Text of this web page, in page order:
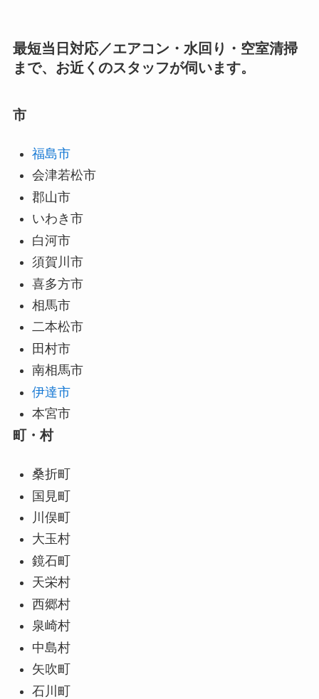
最短当日対応／エアコン・水回り・空室清掃
まで、お近くのスタッフが伺います。
市
福島市
会津若松市
郡山市
いわき市
白河市
須賀川市
喜多方市
相馬市
二本松市
田村市
南相馬市
伊達市
本宮市
町・村
桑折町
国見町
川俣町
大玉村
鏡石町
天栄村
西郷村
泉崎村
中島村
矢吹町
石川町